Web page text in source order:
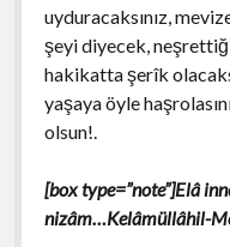
uyduracaksınız,
şeyi diyecek,
hakikatta şerîk
yaşaya öyle
olsun!.
[box type=”note”]Elâ
nizâm…Kelâmüllâhil-